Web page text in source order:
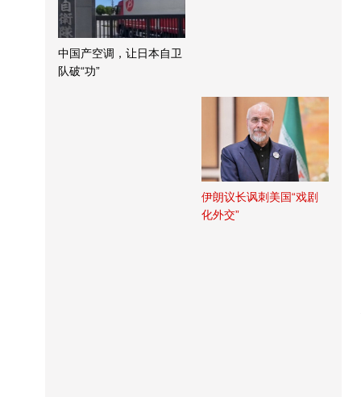
中国产空调，让日本自卫
队破“功”
伊朗议长讽刺美国“戏剧
化外交”